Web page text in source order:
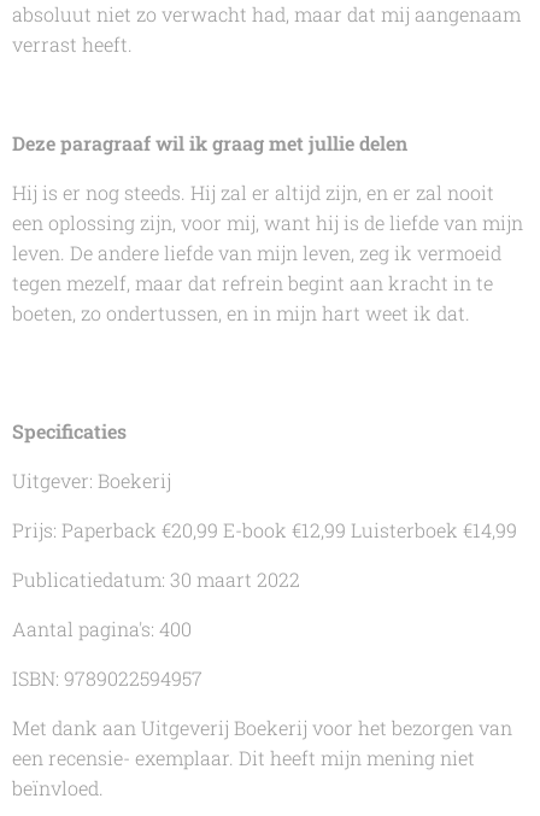
absoluut niet zo verwacht had, maar dat mij aangenaam
verrast heeft.
Deze paragraaf wil ik graag met jullie delen
Hij is er nog steeds. Hij zal er altijd zijn, en er zal nooit
een oplossing zijn, voor mij, want hij is de liefde van mijn
leven. De andere liefde van mijn leven, zeg ik vermoeid
tegen mezelf, maar dat refrein begint aan kracht in te
boeten, zo ondertussen, en in mijn hart weet ik dat.
Specificaties
Uitgever: Boekerij
Prijs: Paperback €20,99 E-book €12,99 Luisterboek €14,99
Publicatiedatum: 30 maart 2022
Aantal pagina's: 400
ISBN: 9789022594957
Met dank aan Uitgeverij Boekerij voor het bezorgen van
een recensie- exemplaar. Dit heeft mijn mening niet
beïnvloed.